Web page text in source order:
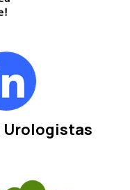
Urologistas